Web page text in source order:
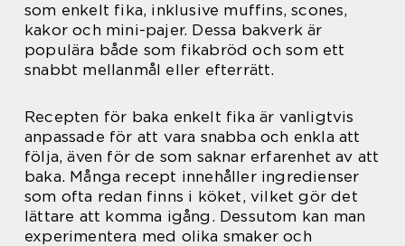
som enkelt fika, inklusive muffins, scones,
kakor och mini-pajer. Dessa bakverk är
populära både som fikabröd och som ett
snabbt mellanmål eller efterrätt.
Recepten för baka enkelt fika är vanligtvis
anpassade för att vara snabba och enkla att
följa, även för de som saknar erfarenhet av att
baka. Många recept innehåller ingredienser
som ofta redan finns i köket, vilket gör det
lättare att komma igång. Dessutom kan man
experimentera med olika smaker och